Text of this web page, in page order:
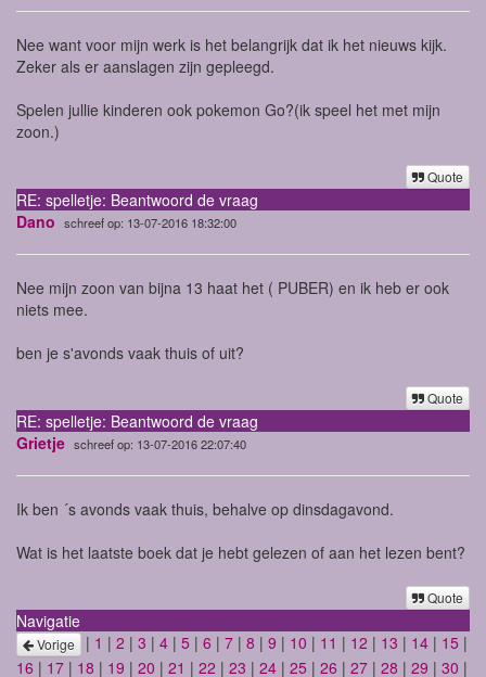
Nee want voor mijn werk is het belangrijk dat ik het nieuws kijk.
Zeker als er aanslagen zijn gepleegd.
Spelen jullie kinderen ook pokemon Go?(ik speel het met mijn
zoon.)
Quote
RE: spelletje: Beantwoord de vraag
Dano schreef op: 13-07-2016 18:32:00
Nee mijn zoon van bijna 13 haat het ( PUBER) en ik heb er ook
niets mee.
ben je s'avonds vaak thuis of uit?
Quote
RE: spelletje: Beantwoord de vraag
Grietje schreef op: 13-07-2016 22:07:40
Ik ben ´s avonds vaak thuis, behalve op dinsdagavond.
Wat is het laatste boek dat je hebt gelezen of aan het lezen bent?
Quote
Navigatie
Vorige | 1 | 2 | 3 | 4 | 5 | 6 | 7 | 8 | 9 | 10 | 11 | 12 | 13 | 14 | 15 |
16 | 17 | 18 | 19 | 20 | 21 | 22 | 23 | 24 | 25 | 26 | 27 | 28 | 29 | 30 |